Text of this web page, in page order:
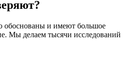
обоснованы и имеют большое
Мы делаем тысячи исследований